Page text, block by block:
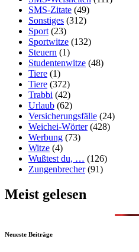
SMS-Zitate (49)
Sonstiges (312)
Sport(23)
Sportwitze (132)
Steuern (1)
Studentenwitze (48)
Tiere (1)
Tiere (372)
Trabbi (42)
Urlaub (62)
Versicherungsfälle (24)
Weichei-Wörter(428)
Werbung (73)
Witze (4)
Wußtest du, … (126)
Zungenbrecher(91)
Meist gelesen
Neueste Beiträge